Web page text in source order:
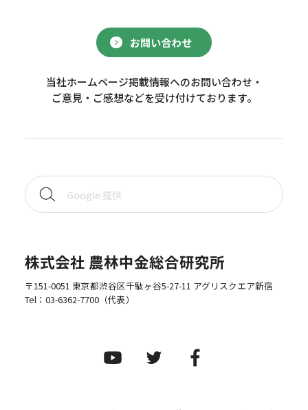
お問い合わせ
当社ホームページ掲載情報へのお問い合わせ・
ご意見・ご感想などを受け付けております。
株式会社 農林中金総合研究所
〒151-0051 東京都渋谷区千駄ヶ谷5-27-11 アグリスクエア新宿
Tel： 03-6362-7700（代表）